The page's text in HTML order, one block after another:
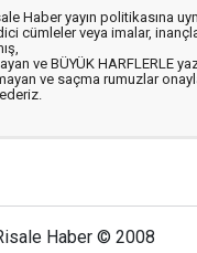
Haber yayın politikasına
cümleler veya imalar,
ve BÜYÜK HARFLERLE
ve saçma rumuzlar
Haber © 2008